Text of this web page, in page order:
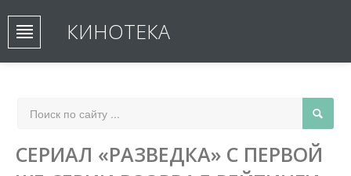
КИНОТЕКА
СЕРИАЛ «РАЗВЕДКА» С ПЕРВОЙ